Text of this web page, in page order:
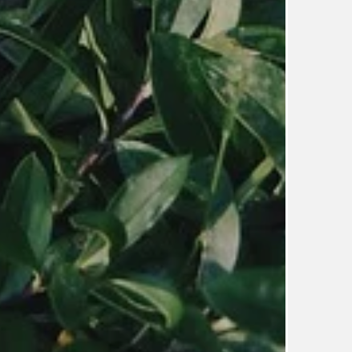
TÉMATA SPÍCÍ
UDRŽITELNOST
ÚJEZDSKÉ JEDNOSMĚRKY
ÚJEZDSKÝ ZPRAVODAJ